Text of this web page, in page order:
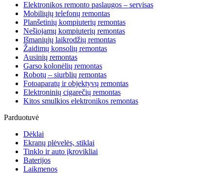
Elektronikos remonto paslaugos – servisas
Mobiliųjų telefonų remontas
Planšetinių kompiuterių remontas
Nešiojamų kompiuterių remontas
Išmaniųjų laikrodžių remontas
Žaidimų konsolių remontas
Ausinių remontas
Garso kolonėlių remontas
Robotų – siurblių remontas
Fotoaparatų ir objektyvų remontas
Elektroninių cigarečių remontas
Kitos smulkios elektronikos remontas
Parduotuvė
Dėklai
Ekranų plėvelės, stiklai
Tinklo ir auto įkrovikliai
Baterijos
Laikmenos